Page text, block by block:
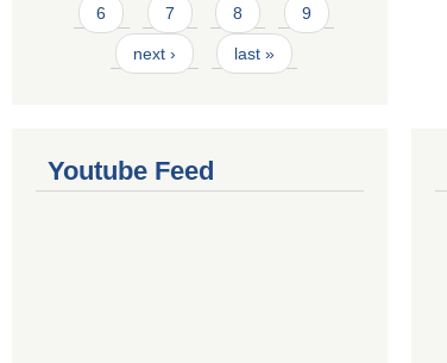
6 7 8 9
next › last »
Youtube Feed